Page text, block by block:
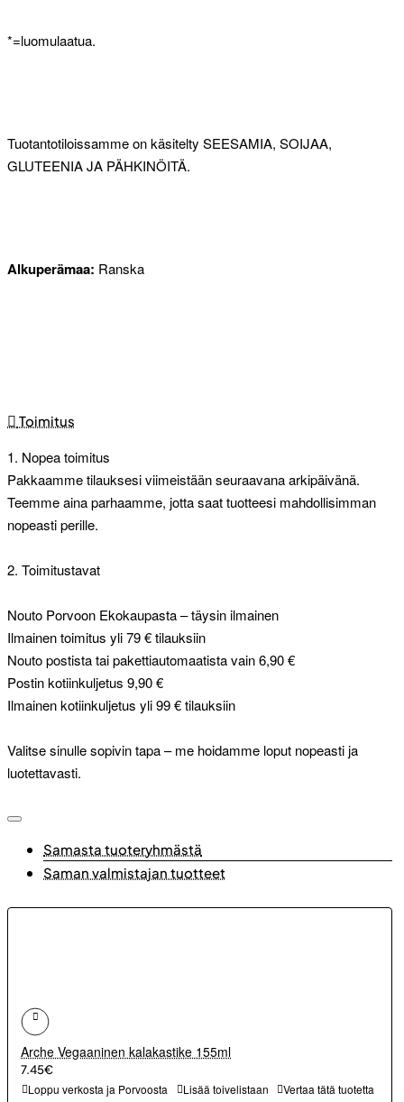
*=luomulaatua.
Tuotantotiloissamme on käsitelty SEESAMIA, SOIJAA,
GLUTEENIA JA PÄHKINÖITÄ.
Alkuperämaa: Ranska
Toimitus
1. Nopea toimitus
Pakkaamme tilauksesi viimeistään seuraavana arkipäivänä.
Teemme aina parhaamme, jotta saat tuotteesi mahdollisimman
nopeasti perille.
2. Toimitustavat
Nouto Porvoon Ekokaupasta – täysin ilmainen
Ilmainen toimitus yli 79 € tilauksiin
Nouto postista tai pakettiautomaatista vain 6,90 €
Postin kotiinkuljetus 9,90 €
Ilmainen kotiinkuljetus yli 99 € tilauksiin
Valitse sinulle sopivin tapa – me hoidamme loput nopeasti ja
luotettavasti.
Samasta tuoteryhmästä
Saman valmistajan tuotteet
Arche Vegaaninen kalakastike 155ml
7.45€
Loppu verkosta ja Porvoosta Lisää toivelistaan Vertaa tätä tuotetta